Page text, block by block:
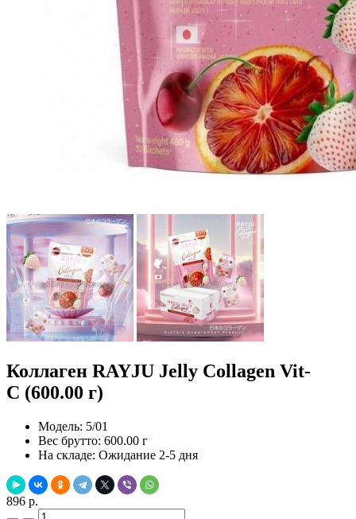
Коллаген RAYJU Jelly Collagen Vit-
C (600.00 г)
Модель: 5/01
Вес брутто: 600.00 г
На складе: Ожидание 2-5 дня
896 р.